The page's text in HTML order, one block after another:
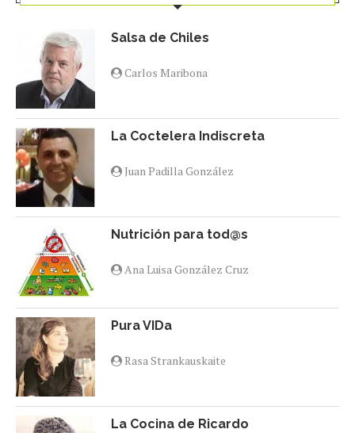
Salsa de Chiles
Carlos Maribona
La Coctelera Indiscreta
Juan Padilla González
Nutrición para tod@s
Ana Luisa González Cruz
Pura VIDa
Rasa Strankauskaite
La Cocina de Ricardo